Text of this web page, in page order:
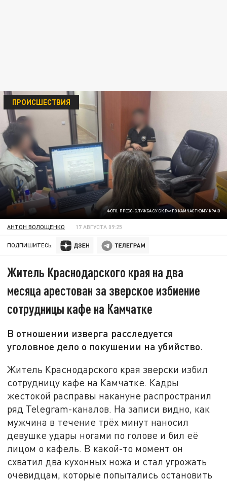
ФОТО: ПРЕСС-СЛУЖБА СУ СК РФ ПО КАМЧАСТКОМУ КРАЮ
ПРОИСШЕСТВИЯ
АНТОН ВОЛОЩЕНКО 17 АВГУСТА 09:25
ПОДПИШИТЕСЬ:
Житель Краснодарского края на два
месяца арестован за зверское избиение
сотрудницы кафе на Камчатке
В отношении изверга расследуется
уголовное дело о покушении на убийство.
Житель Краснодарского края зверски избил
сотрудницу кафе на Камчатке. Кадры
жестокой расправы накануне распространил
ряд Telegram-каналов. На записи видно, как
мужчина в течение трёх минут наносил
девушке удары ногами по голове и бил её
лицом о кафель. В какой-то момент он
схватил два кухонных ножа и стал угрожать
очевидцам, которые попытались остановить